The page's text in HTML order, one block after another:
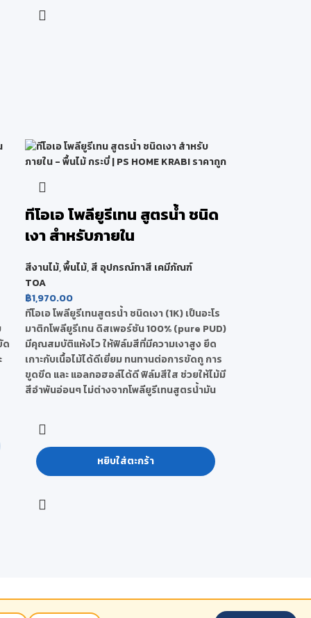
ด
ทีโอเอ โพลียูรีเทน สูตรน้ำ ชนิด
เงา สำหรับภายใน
สีงานไม้,พื้นไม้, สี อุปกรณ์ทาสี เคมีภัณฑ์
TOA
฿1,970.00
ทีโอเอ โพลียูรีเทนสูตรน้ำ ชนิดเงา (1K) เป็นอะโร
มาติกโพลียูรีเทน ดิสเพอร์ชัน 100% (pure PUD)
มีคุณสมบัติแห้งไว ให้ฟิล์มสีที่มีความเงาสูง ยึด
เกาะกับเนื้อไม้ได้ดีเยี่ยม ทนทานต่อการขัดถู การ
ขูดขีด และ แอลกอฮอล์ได้ดี ฟิล์มสีใส ช่วยให้ไม้มี
สีอำพันอ่อนๆ ไม่ต่างจากโพลียูรีเทนสูตรน้ำมัน
หยิบใส่ตะกร้า